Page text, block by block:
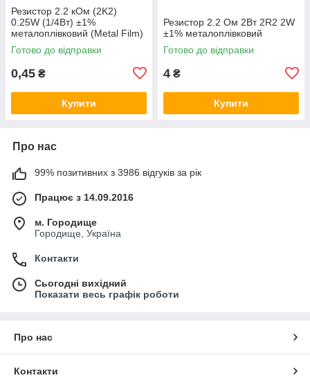
Резистор 2.2 кОм (2K2)
0.25W (1/4Вт) ±1%
металоплівковий (Metal Film)
Готово до відправки
0,45 ₴
Купити
Резистор 2.2 Ом 2Вт 2R2 2W
±1% металоплівковий
Готово до відправки
4 ₴
Купити
Про нас
99% позитивних з 3986 відгуків за рік
Працює з 14.09.2016
м. Городище
Городище, Україна
Контакти
Сьогодні вихідний
Показати весь графік роботи
Про нас
Контакти